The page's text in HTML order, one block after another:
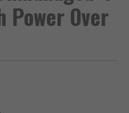
Over